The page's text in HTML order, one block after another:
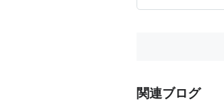
関連ブログ